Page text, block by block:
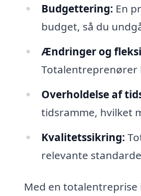
Budgettering: En
budget, så du
Ændringer og
Overholdelse af
tidsramme, hvilket
Kvalitetssikring:
relevante
Med en totalentreprise